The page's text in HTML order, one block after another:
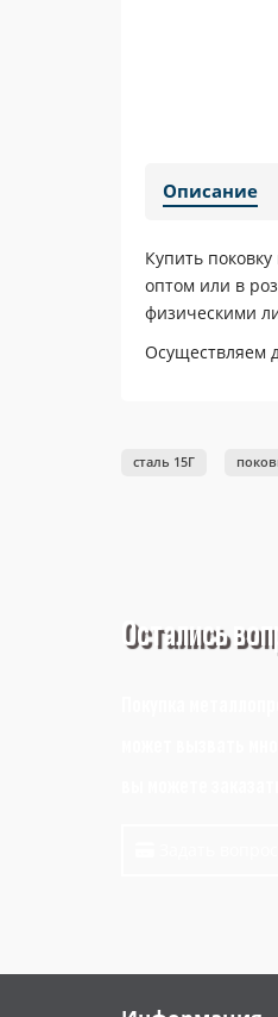
Описание
Купить
оптом или в
физическими
Осуществляем
сталь 15Г
Остались